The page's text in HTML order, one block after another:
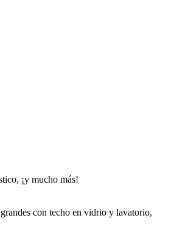
¡y mucho más!
con techo en vidrio y lavatorio,